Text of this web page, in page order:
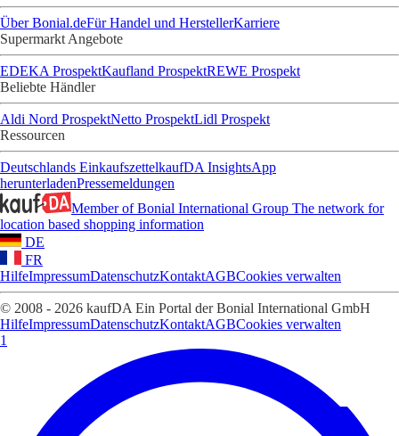
Über Bonial.deFür Handel und HerstellerKarriere
Supermarkt Angebote
EDEKA ProspektKaufland ProspektREWE Prospekt
Beliebte Händler
Aldi Nord ProspektNetto ProspektLidl Prospekt
Ressourcen
Deutschlands EinkaufszettelkaufDA InsightsApp
herunterladenPressemeldungen
Member of Bonial International Group The network for
location based shopping information
DE
FR
HilfeImpressumDatenschutzKontaktAGBCookies verwalten
© 2008 - 2026 kaufDA Ein Portal der Bonial International GmbH
HilfeImpressumDatenschutzKontaktAGBCookies verwalten
1